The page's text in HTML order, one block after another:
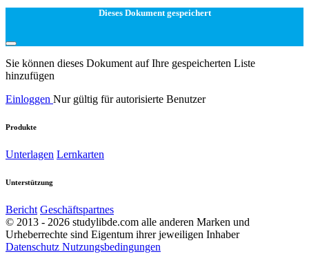
Dieses Dokument gespeichert
Sie können dieses Dokument auf Ihre gespeicherten Liste
hinzufügen
Einloggen Nur gültig für autorisierte Benutzer
Produkte
Unterlagen Lernkarten
Unterstützung
Bericht Geschäftspartnes
© 2013 - 2026 studylibde.com alle anderen Marken und
Urheberrechte sind Eigentum ihrer jeweiligen Inhaber
Datenschutz Nutzungsbedingungen